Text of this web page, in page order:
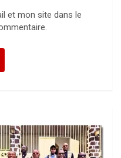
et mon site dans le